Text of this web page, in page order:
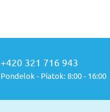
+420 321 716 943
Pondelok - Piatok: 8:00 - 16:00